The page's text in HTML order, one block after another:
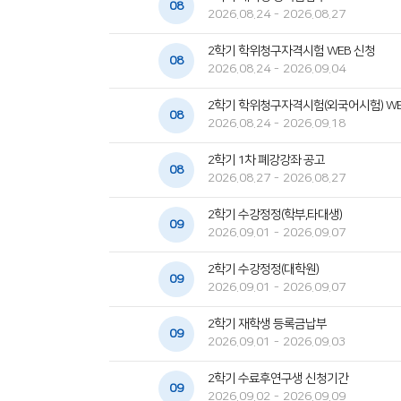
08
2026.08.24 - 2026.08.27
08
2학기 학위청구자격시험 WEB 신청
2026.08.24 - 2026.09.04
08
2학기 학위청구자격시험(외국어시험)
2026.08.24 - 2026.09.18
08
2학기 1차 폐강강좌 공고
2026.08.27 - 2026.08.27
09
2학기 수강정정(학부,타대생)
2026.09.01 - 2026.09.07
09
2학기 수강정정(대학원)
2026.09.01 - 2026.09.07
09
2학기 재학생 등록금납부
2026.09.01 - 2026.09.03
09
2학기 수료후연구생 신청기간
2026.09.02 - 2026.09.09